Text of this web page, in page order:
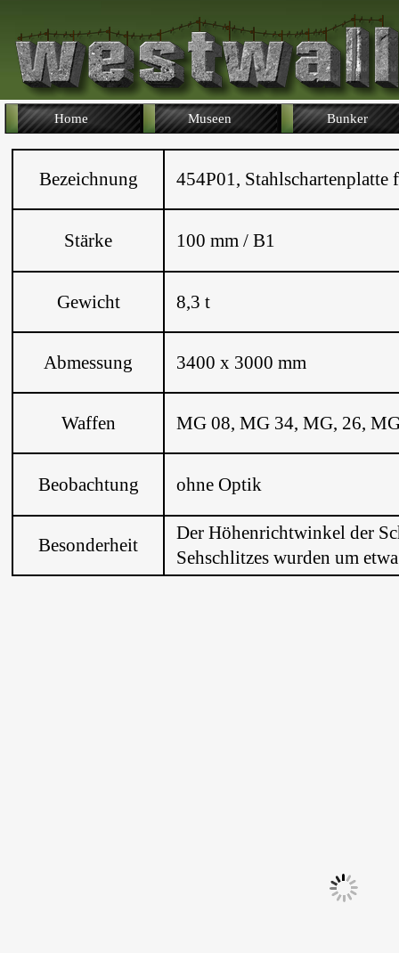
Home Museen Bunker
Bezeichnung 454P01,
Stärke 100 mm / B1
Gewicht 8,3 t
Abmessung 3400 x 3000 mm
Waffen MG 08, MG 34, MG, 26,
Beobachtung ohne Optik
Besonderheit
Der Höhenrichtwinkel der
Sehschlitzes wurden um